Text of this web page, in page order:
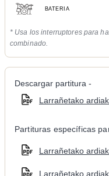
BATERIA
* Usa los interruptores para
combinado.
Descargar partitura -
Larrañetako
Partituras específicas
Larrañetako
Larrañetako